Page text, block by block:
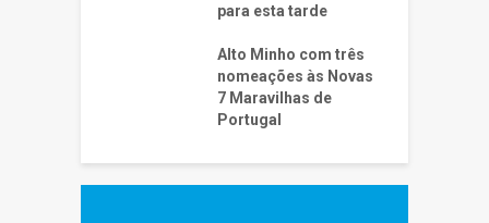
para esta tarde
Alto Minho com três
nomeações às Novas
7 Maravilhas de
Portugal